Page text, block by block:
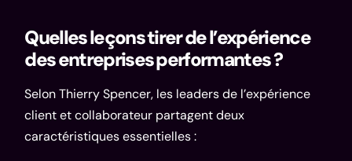
Quelles leçons tirer de l’expérience
des entreprises performantes ?
Selon Thierry Spencer, les leaders de l’expérience
client et collaborateur partagent deux
caractéristiques essentielles :